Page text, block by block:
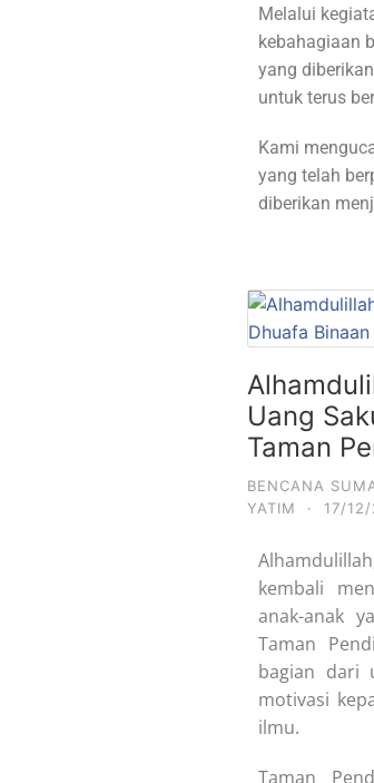
Melalui
kebahagiaan
yang
untuk terus
Kami
yang telah
diberikan
Uang
Taman
BENCANA
YATIM
· 17/
kembali
anak-anak
Taman
bagian dari
motivasi
ilmu.
Taman